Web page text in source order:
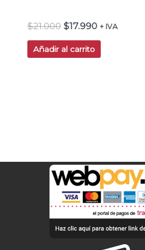
$21.000 $17.990 + IVA
Añadir al carrito